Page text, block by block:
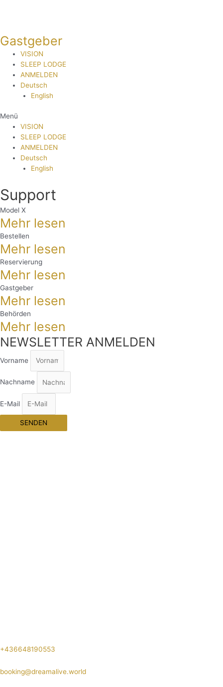
Gastgeber
VISION
SLEEP LODGE
ANMELDEN
Deutsch
English
Menü
VISION
SLEEP LODGE
ANMELDEN
Deutsch
English
Support
Model X
Mehr lesen
Bestellen
Mehr lesen
Reservierung
Mehr lesen
Gastgeber
Mehr lesen
Behörden
Mehr lesen
NEWSLETTER ANMELDEN
Vorname
Nachname
E-Mail
SENDEN
+436648190553
booking@dreamalive.world